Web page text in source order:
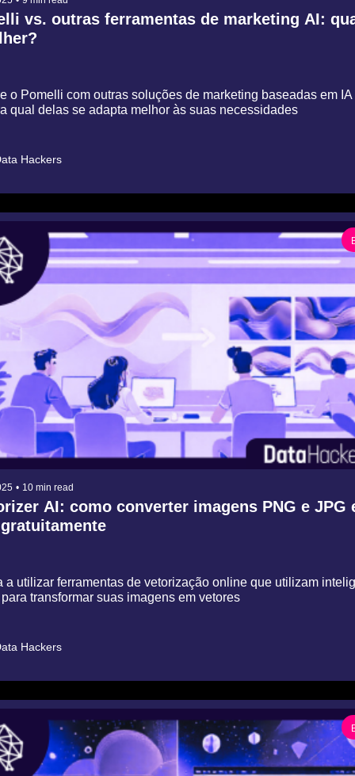
vs. outras ferramentas de marketing AI:
o Pomelli com outras soluções de marketing baseadas em IA
qual delas se adapta melhor às suas necessidades
Hackers
• 10 min read
AI: como converter imagens PNG e JPG
a utilizar ferramentas de vetorização online que utilizam
transformar suas imagens em vetores
Hackers